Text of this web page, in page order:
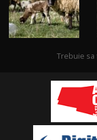
Trebuie sa